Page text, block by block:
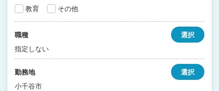
教育
その他
職種
指定しない
選択
勤務地
小千谷市
選択